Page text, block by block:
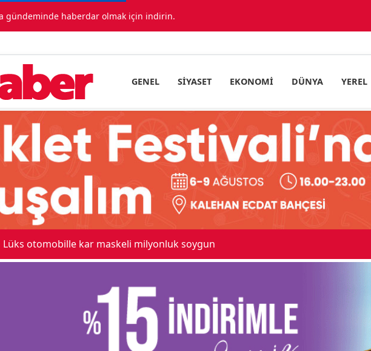
gündeminde haberdar olmak için indirin.
GENEL SIYASET EKONOMI DÜNYA YEREL
Lüks otomobille kar maskeli milyonluk soygun